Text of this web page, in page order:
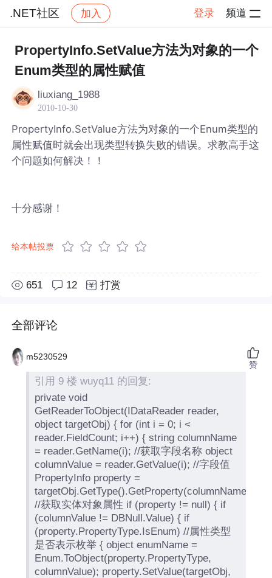
.NET社区 加入 登录 频道
社区 .NET社区 帖子详情
PropertyInfo.SetValue方法为对象的一个
Enum类型的属性赋值
liuxiang_1988
2010-10-30
PropertyInfo.SetValue方法为对象的一个Enum类型的
属性赋值时就会出现类型转换失败的错误。求教高手这
个问题如何解决！！
十分感谢！
给本帖投票
651 12 打赏
全部评论
m5230529
引用 9 楼 wuyq11 的回复:
private void
GetReaderToObject(IDataReader reader,
object targetObj) { for (int i = 0; i <
reader.FieldCount; i++) { string columnName
= reader.GetName(i); //获取字段名称 object
columnValue = reader.GetValue(i); //字段值
PropertyInfo property =
targetObj.GetType().GetProperty(columnName);
//获取实体对象属性 if (property != null) { if
(columnValue != DBNull.Value) { if
(property.PropertyType.IsEnum) //属性类型
是否表示枚举 { object enumName =
Enum.ToObject(property.PropertyType,
columnValue); property.SetValue(targetObj,
赞